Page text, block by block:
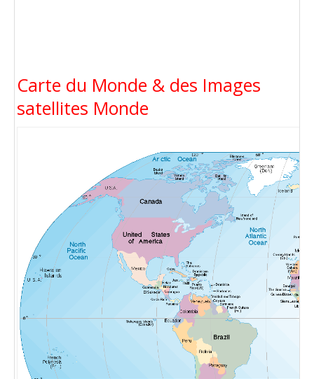
Carte du Monde & des Images
satellites Monde